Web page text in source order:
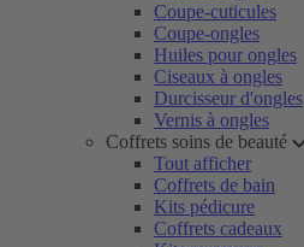
Coupe-cuticules
Coupe-ongles
Huiles pour ongles
Ciseaux à ongles
Durcisseur d'ongles
Vernis à ongles
Coffrets soins de beauté
Tout afficher
Coffrets de bain
Kits pédicure
Coffrets cadeaux